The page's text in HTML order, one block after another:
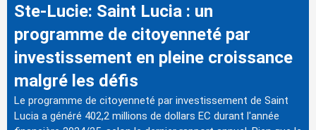
Ste-Lucie: Saint Lucia : un
programme de citoyenneté par
investissement en pleine croissance
malgré les défis
Le programme de citoyenneté par investissement de Saint
Lucia a généré 402,2 millions de dollars EC durant l'année